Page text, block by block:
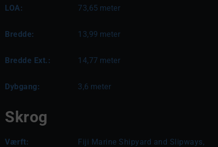
LOA: 73,65 meter
Bredde: 13,99 meter
Bredde Ext.: 14,77 meter
Dybgang: 3,6 meter
Skrog
Værft:
Fiji Marine Shipyard and Slipways,